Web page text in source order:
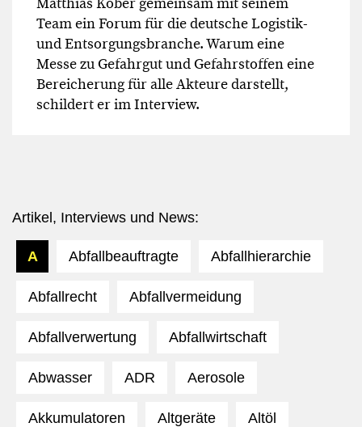
Team ein Forum für die deutsche Logistik-
und Entsorgungsbranche. Warum eine
Messe zu Gefahrgut und Gefahrstoffen eine
Bereicherung für alle Akteure darstellt,
schildert er im Interview.
Artikel, Interviews und News:
A Abfallbeauftragte Abfallhierarchie
Abfallrecht Abfallvermeidung
Abfallverwertung Abfallwirtschaft
Abwasser ADR Aerosole
Akkumulatoren Altgeräte Altöl